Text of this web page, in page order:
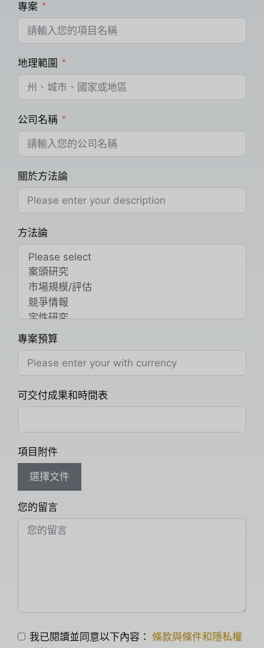
專案
地理範圍
公司名稱
關於方法論
方法論
專案預算
可交付成果和時間表
項目附件
選擇文件
您的留言
我已閱讀並同意以下內容： 條款與條件和隱私權